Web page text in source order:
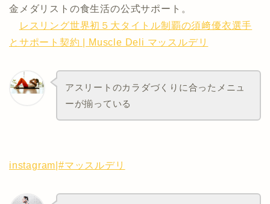
金メダリストの食生活の公式サポート。
レスリング世界初５大タイトル制覇の須﨑優衣選手
とサポート契約 | Muscle Deli マッスルデリ
アスリートのカラダづくりに合ったメニュ
ーが揃っている
instagram|#マッスルデリ